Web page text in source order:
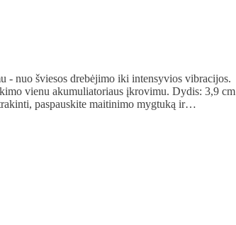
- nuo šviesos drebėjimo iki intensyvios vibracijos.
vienu akumuliatoriaus įkrovimu. Dydis: 3,9 cm
paspauskite maitinimo mygtuką ir…